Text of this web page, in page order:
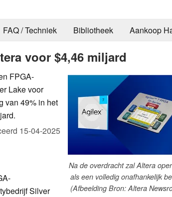
FAQ / Techniek Bibliotheek Aankoop
voor $4,46 miljard
Na de overdracht zal Altera
als een volledig onafhankelijk
(Afbeelding Bron: Altera
FPGA-
Lake voor
van 49% in het
15-04-2025
Silver